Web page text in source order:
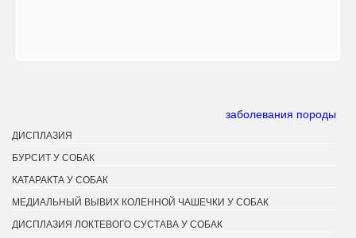
заболевания породы
ДИСПЛАЗИЯ
БУРСИТ У СОБАК
КАТАРАКТА У СОБАК
МЕДИАЛЬНЫЙ ВЫВИХ КОЛЕННОЙ ЧАШЕЧКИ У СОБАК
ДИСПЛАЗИЯ ЛОКТЕВОГО СУСТАВА У СОБАК